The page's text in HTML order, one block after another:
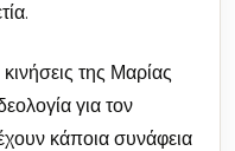
της Μαρίας
για τον
κάποια συνάφεια